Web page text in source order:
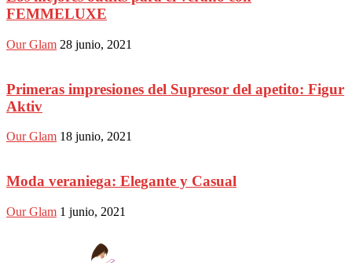
FEMMELUXE
Our Glam 28 junio, 2021
Primeras impresiones del Supresor del apetito: Figur
Aktiv
Our Glam 18 junio, 2021
Moda veraniega: Elegante y Casual
Our Glam 1 junio, 2021